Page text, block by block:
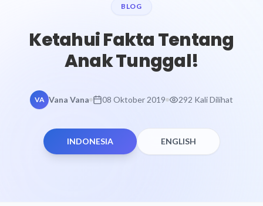
BLOG
Ketahui Fakta Tentang
Anak Tunggal!
VA Vana Vana 08 Oktober 2019 292 Kali Dilihat
INDONESIA ENGLISH